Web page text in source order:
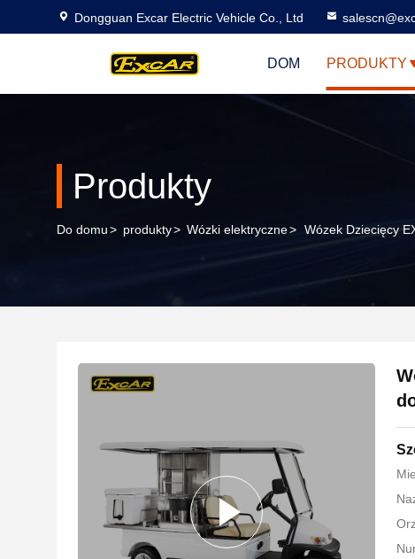
Dongguan Excar Electric Vehicle Co., Ltd
DOM PRODUKTY
Produkty
Do domu> produkty> Wózki elektryczne> Wózek Dziecięcy